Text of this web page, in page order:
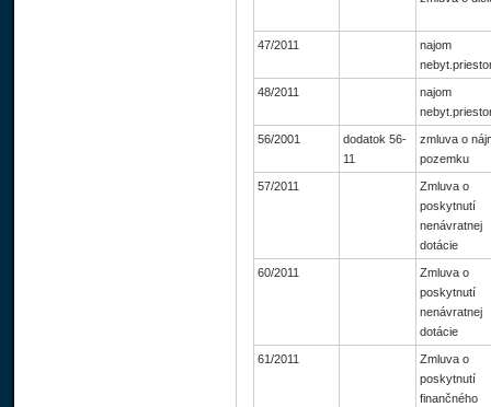
47/2011
najom
48/2011
najom
56/2001
dodatok 56-
11
zmluva o
pozemku
57/2011
Zmluva o
poskytnutí
nenávratnej
dotácie
60/2011
Zmluva o
poskytnutí
nenávratnej
dotácie
61/2011
Zmluva o
poskytnutí
finančného